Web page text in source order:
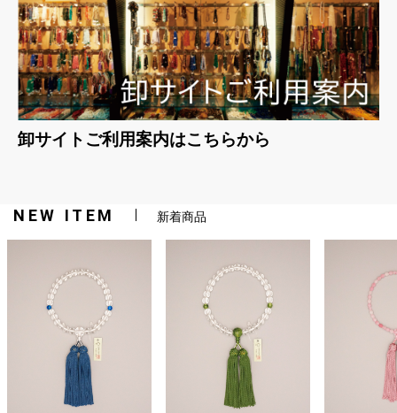
卸サイトご利用案内はこちらから
NEW ITEM 新着商品